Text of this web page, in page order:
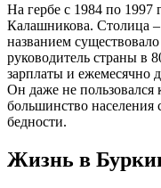
На гербе с 1984 по 1997
Калашникова. Столица –
названием
руководитель страны в
зарплаты и ежемесячно
Он даже не пользовался
большинство населения
бедности.
Жизнь в